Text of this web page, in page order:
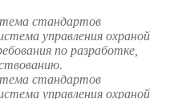
стандартов
управления охраной
по разработке,
стандартов
управления охраной